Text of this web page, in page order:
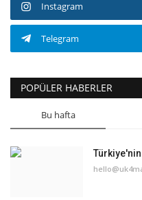
Instagram
Telegram
POPÜLER HABERLER
Bu hafta